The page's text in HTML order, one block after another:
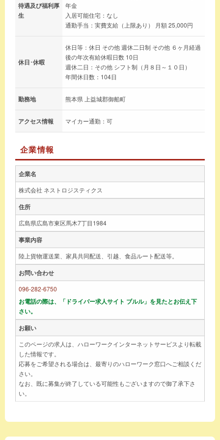
待遇及び福利厚
生
年金
入居可能住宅：なし
通勤手当：実費支給（上限あり） 月額 25,000円
休日･休暇
休日等：休日 その他 週休二日制 その他 ６ヶ月経過
後の年次有給休暇日数 10日
週休二日：その他 シフト制（月８日～１０日）
年間休日数：104日
勤務地 熊本県 上益城郡御船町
アクセス情報 マイカー通勤：可
企業情報
企業名
株式会社 ネストロジスティクス
住所
広島県広島市東区馬木7丁目1984
事業内容
陸上貨物運送業、家具共同配送、引越、食品ルート配送等。
お問い合わせ
096-282-6750
お電話の際は、「ドライバー求人サイト ブルル」を見たとお伝え下
さい。
お願い
このページの求人は、ハローワークインターネットサービスより転載
した情報です。
応募をご希望される場合は、最寄りのハローワーク窓口へご相談くだ
さい。
なお、既に募集が終了している可能性もございますので御了承下さ
い。